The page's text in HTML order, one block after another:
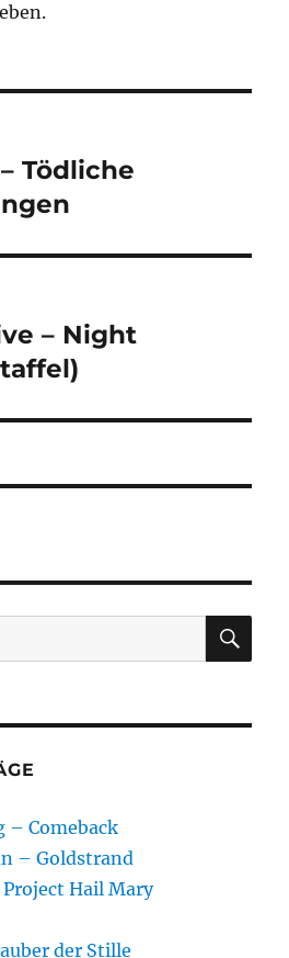
Tödliche
– Night
– Comeback
– Goldstrand
Hail Mary
der Stille